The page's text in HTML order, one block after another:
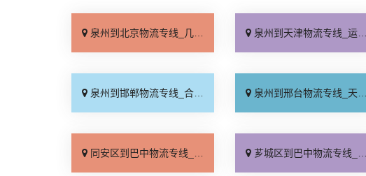
泉州到北京物流专线_几天到达「按时送达」 泉州到天津物流专线_运价查询「实时跟踪 」
泉州到邯郸物流专线_合理收费「零担配货」 泉州到邢台物流专线_天天发车「高速快运」
同安区到巴中物流专线_资质齐全「多久能到」 芗城区到巴中物流专线_保证时效「直通专线」